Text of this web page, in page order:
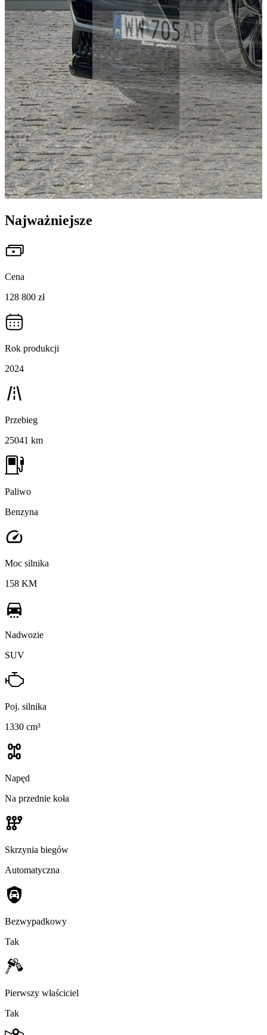
Najważniejsze
Cena
128 800 zł
Rok produkcji
2024
Przebieg
25041 km
Paliwo
Benzyna
Moc silnika
158 KM
Nadwozie
SUV
Poj. silnika
1330 cm³
Napęd
Na przednie koła
Skrzynia biegów
Automatyczna
Bezwypadkowy
Tak
Pierwszy właściciel
Tak